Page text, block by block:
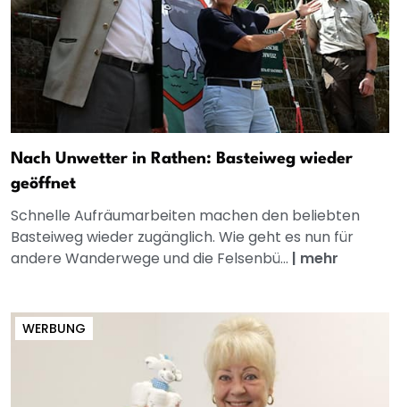
Nach Unwetter in Rathen: Basteiweg wieder
geöffnet
Schnelle Aufräumarbeiten machen den beliebten
Basteiweg wieder zugänglich. Wie geht es nun für
andere Wanderwege und die Felsenbü... | mehr
WERBUNG